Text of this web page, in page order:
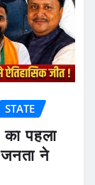
STATE
का पहला
ने